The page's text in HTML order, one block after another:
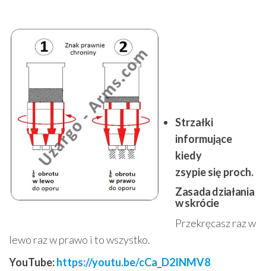
Strzałki
informujące
kiedy
zsypiesię proch.
Zasada działania
w skrócie
Przekręcasz raz w
lewo raz w prawo i to wszystko.
YouTube:https://youtu.be/cCa_D2INMV8